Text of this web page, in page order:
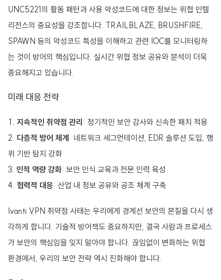
UNC5221의 활동 패턴과 사용 악성코드에 대한 정보는 위협 인텔
리전스의 중요성을 강조합니다. TRAILBLAZE, BRUSHFIRE,
SPAWN 등의 악성코드 특성을 이해하고 관련 IOC를 모니터링하
는 것이 방어의 핵심입니다. 실시간 위협 정보 공유와 분석이 더욱
중요해지고 있습니다.
미래 대응 전략
지속적인 취약점 관리 : 정기적인 보안 감사와 신속한 패치 적용
다층적 방어 체계 : 네트워크 세그먼테이션, EDR 솔루션 도입, 행
위 기반 탐지 강화
인적 역량 강화: 보안 인식 교육과 전문 인력 육성
협력적 대응: 산업 내 정보 공유와 공조 체계 구축
Ivanti VPN 취약점 사태는 우리에게 경계선 보안의 본질을 다시 생
각하게 합니다. 기술적 방어책도 중요하지만, 결국 사람과 프로세스
가 보안의 핵심임을 잊지 말아야 합니다. 끊임없이 변화하는 위협
환경에서, 우리의 보안 전략 역시 진화해야 합니다.